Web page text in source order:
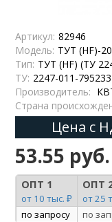
Артикул: 82946
Модель: ТУТ (HF)-
Тип: ТУТ (HF) (ТУ
ТУ: 2247-011-
Производитель:
Страна
Цена с
53.55 руб.
ОПТ 1
от 10 тыс. ₽
ОПТ
от 25
по запросу
по